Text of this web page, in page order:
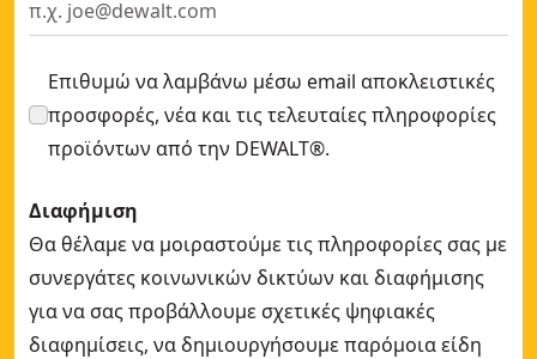
Επιθυμώ να λαμβάνω μέσω email αποκλειστικές
προσφορές, νέα και τις τελευταίες πληροφορίες
προϊόντων από την DEWALT®.
Διαφήμιση
Θα θέλαμε να μοιραστούμε τις πληροφορίες σας με
συνεργάτες κοινωνικών δικτύων και διαφήμισης
για να σας προβάλλουμε σχετικές ψηφιακές
διαφημίσεις, να δημιουργήσουμε παρόμοια είδη